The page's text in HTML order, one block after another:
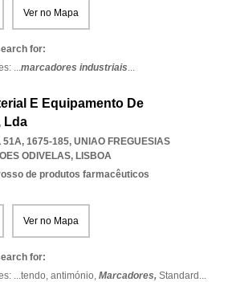
Ver no Mapa
for:
...marcadores industriais...
E Equipamento De
Lda
51A, 1675-185, UNIAO FREGUESIAS
ODIVELAS, LISBOA
de produtos farmacêuticos
Ver no Mapa
for:
...tendo, antimónio, Marcadores, Standard ...